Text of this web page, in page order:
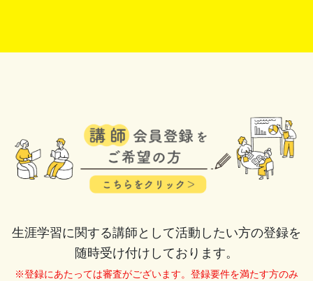
生涯学習に関する講師として活動したい方の登録を
随時受け付けしております。
※登録にあたっては審査がございます。登録要件を満たす方のみ